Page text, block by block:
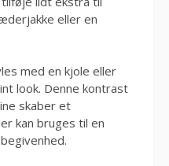
eller en
med en kjole eller
look. Denne kontrast
skaber et
kan bruges til en